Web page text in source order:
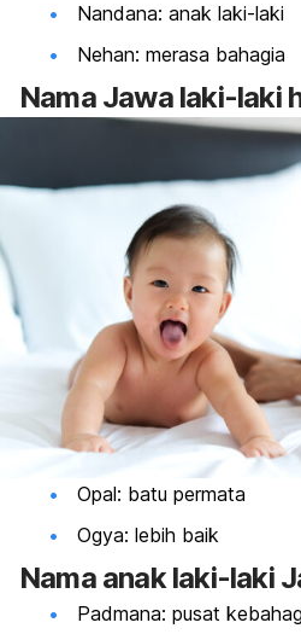
Nandana: anak laki-laki
Nehan: merasa bahagia
Nama Jawa laki-laki
Opal: batu permata
Ogya: lebih baik
Nama anak laki-laki
Padmana: pusat